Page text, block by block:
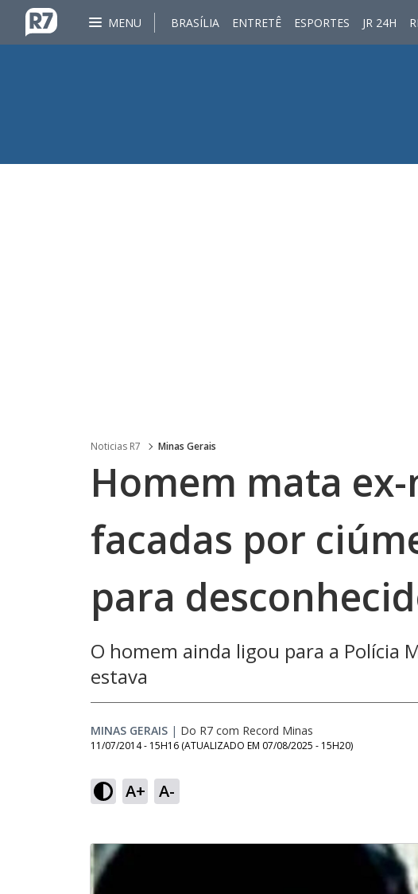
MENU BRASÍLIA ENTRETÊ ESPORTES JR 24H
Noticias R7 Minas Gerais
Homem mata
facadas por
para
O homem ainda ligou para a Polícia
estava
MINAS GERAIS | Do R7 com Record Minas
11/07/2014 - 15H16 (ATUALIZADO EM 07/08/2025 - 15H20)
A+ A-